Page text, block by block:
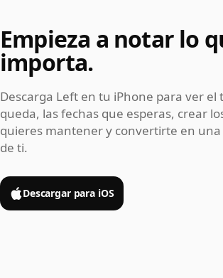
Empieza a notar lo
importa.
Descarga Left en tu iPhone para ver el
queda, las fechas que esperas, crear
quieres mantener y convertirte en
de ti.
Descargar para iOS